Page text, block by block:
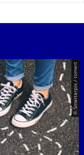
© Smarterpix / tomert